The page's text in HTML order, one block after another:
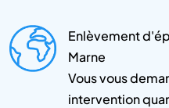
Enlèvement
Marne
Vous vous
intervention